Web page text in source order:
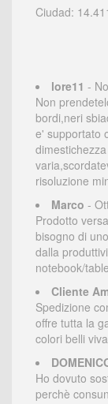
Ciudad:
lore11 -
Non
bordi,neri
e' supportato
risoluzione
Marco -
Prodotto
bisogno di
dalla
notebook/
Cliente
Spedizione
offre tutta la
colori belli
Ho dovuto
perchè